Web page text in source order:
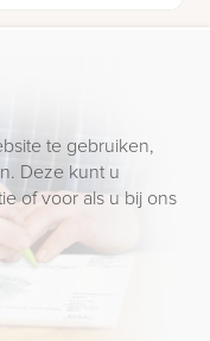
te gebruiken,
Deze kunt u
of voor als u bij ons